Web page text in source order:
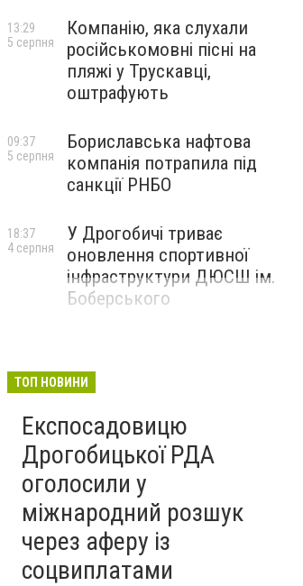
Компанію, яка слухали
російськомовні пісні на
пляжі у Трускавці,
оштрафують
13:29
5 серпня
Бориславська нафтова
компанія потрапила під
санкції РНБО
09:37
5 серпня
У Дрогобичі триває
оновлення спортивної
інфраструктури ДЮСШ ім.
Боберського
18:37
4 серпня
ТОП НОВИНИ
Експосадовицю
Дрогобицької РДА
оголосили у
міжнародний розшук
через аферу із
соцвиплатами